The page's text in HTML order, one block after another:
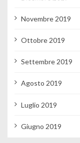
Novembre 2019
Ottobre 2019
Settembre 2019
Agosto 2019
Luglio 2019
Giugno 2019